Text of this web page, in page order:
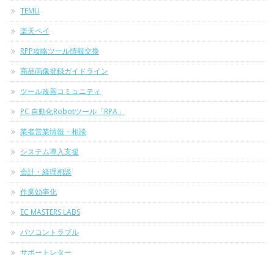
TEMU
楽天ペイ
RPP攻略ツール情報交換
商品画像登録ガイドライン
ツール改善コミュニティ
PC 自動化Robotツール「RPA」
業者営業情報・相談
システム導入支援
会計・経理相談
作業効率化
EC MASTERS LABS
パソコントラブル
サポートレター